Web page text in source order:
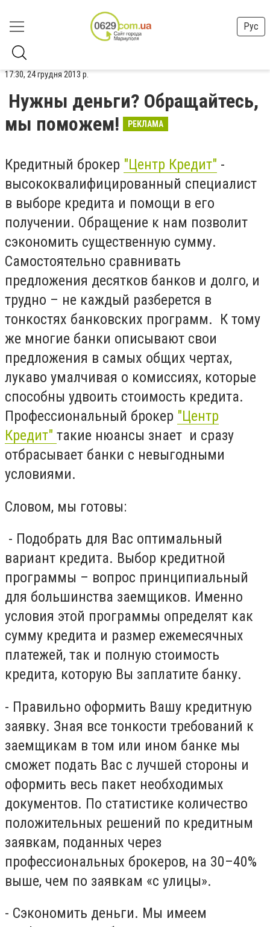
Рус
17:30, 24 грудня 2013 р.
Нужны деньги? Обращайтесь,
мы поможем!
РЕКЛАМА
Кредитный брокер "Центр Кредит" -
высококвалифицированный специалист
в выборе кредита и помощи в его
получении. Обращение к нам позволит
сэкономить существенную сумму.
Самостоятельно сравнивать
предложения десятков банков и долго, и
трудно – не каждый разберется в
тонкостях банковских программ. К тому
же многие банки описывают свои
предложения в самых общих чертах,
лукаво умалчивая о комиссиях, которые
способны удвоить стоимость кредита.
Профессиональный брокер "Центр
Кредит" такие нюансы знает и сразу
отбрасывает банки с невыгодными
условиями.
Словом, мы готовы:
- Подобрать для Вас оптимальный
вариант кредита. Выбор кредитной
программы – вопрос принципиальный
для большинства заемщиков. Именно
условия этой программы определят как
сумму кредита и размер ежемесячных
платежей, так и полную стоимость
кредита, которую Вы заплатите банку.
- Правильно оформить Вашу кредитную
заявку. Зная все тонкости требований к
заемщикам в том или ином банке мы
сможет подать Вас с лучшей стороны и
оформить весь пакет необходимых
документов. По статистике количество
положительных решений по кредитным
заявкам, поданных через
профессиональных брокеров, на 30–40%
выше, чем по заявкам «с улицы».
- Сэкономить деньги. Мы имеем